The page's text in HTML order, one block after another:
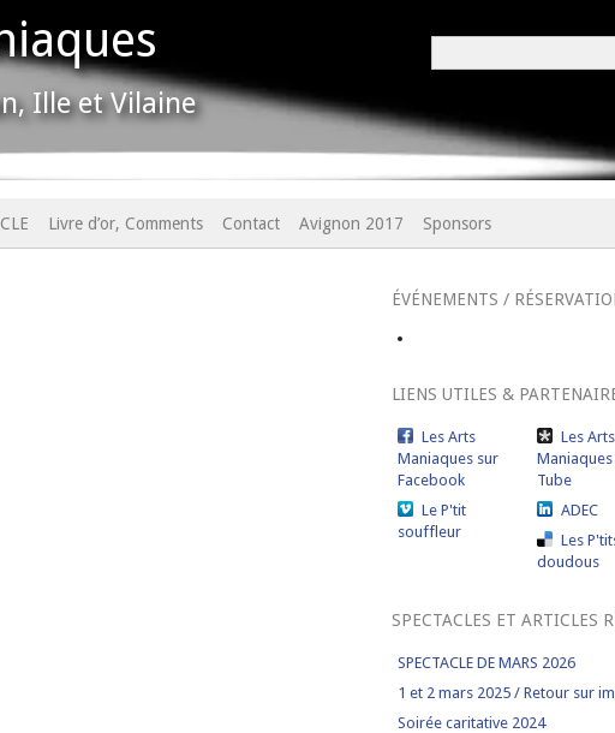
Ille et Vilaine
Livre d’or, Comments Contact Avignon 2017 Sponsors
ÉVÉNEMENTS /
LIENS UTILES &
Les Arts
Maniaques sur
Facebook
Les Arts
Maniaques
Tube
Le P'tit
souffleur
ADEC
Les
doudous
SPECTACLES ET ARTICLES
SPECTACLE DE MARS 2026
1 et 2 mars 2025 / Retour sur
Soirée caritative 2024